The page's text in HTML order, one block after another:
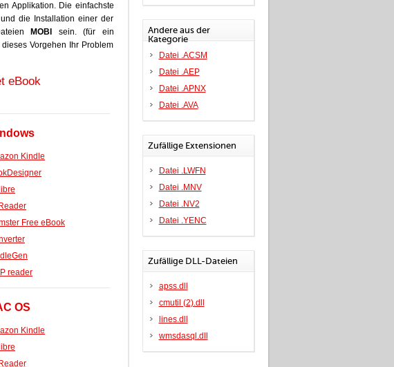
Applikation. Die einfachste
die Installation einer der
MOBI
sein. (für ein
Vorgehen Ihr Problem
eBook
Kindle
Free eBook
reader
OS
Kindle
Andere aus der
Kategorie
Datei .ACSM
Datei .AEP
Datei .APNX
Datei .AVA
Zufällige Extensionen
Datei .LWFN
Datei .MNV
Datei .NV2
Datei .YENC
Zufällige DLL-Dateien
apss.dll
cmutil (2).dll
lines.dll
wmsdasql.dll